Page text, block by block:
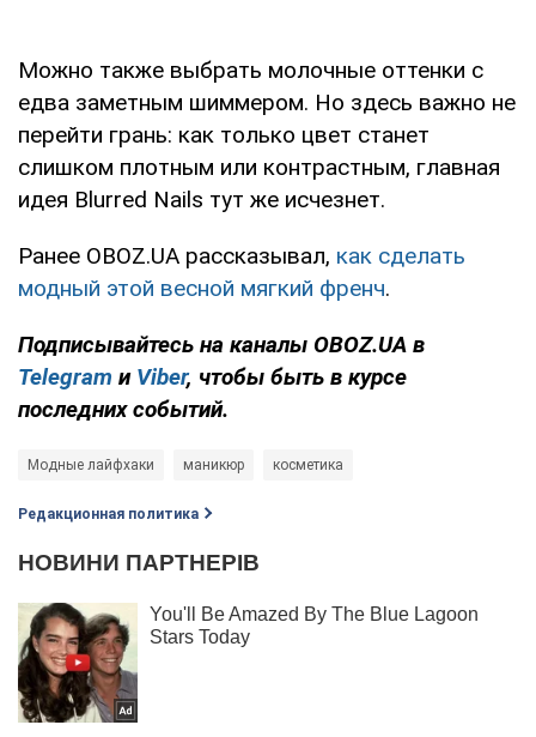
Можно также выбрать молочные оттенки с
едва заметным шиммером. Но здесь важно не
перейти грань: как только цвет станет
слишком плотным или контрастным, главная
идея Blurred Nails тут же исчезнет.
Ранее OBOZ.UA рассказывал, как сделать
модный этой весной мягкий френч.
Подписывайтесь на каналы OBOZ.UA в
Telegram и Viber, чтобы быть в курсе
последних событий.
Модные лайфхаки маникюр косметика
Редакционная политика